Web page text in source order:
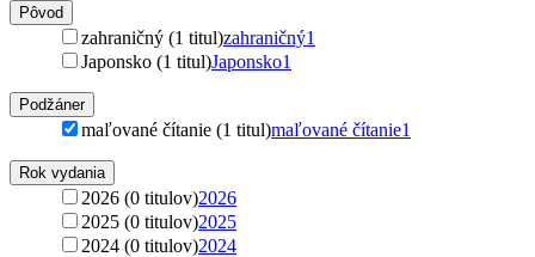
Pôvod
zahraničný (1 titul)zahraničný1
Japonsko (1 titul)Japonsko1
Podžáner
maľované čítanie (1 titul)maľované čítanie1
Rok vydania
2026 (0 titulov)2026
2025 (0 titulov)2025
2024 (0 titulov)2024